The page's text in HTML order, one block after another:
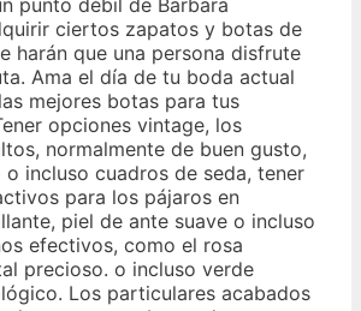
ciertos zapatos y botas de
harán que una persona disfrute
Ama el día de tu boda actual
mejores botas para tus
opciones vintage, los
normalmente de buen gusto,
incluso cuadros de seda, tener
para los pájaros en
piel de ante suave o incluso
efectivos, como el rosa
precioso. o incluso verde
Los particulares acabados